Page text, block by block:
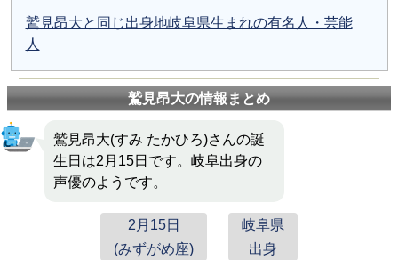
鷲見昂大と同じ出身地岐阜県生まれの有名人・芸能
人
鷲見昂大の情報まとめ
鷲見昂大(すみ たかひろ)さんの誕
生日は2月15日です。岐阜出身の
声優のようです。
2月15日
(みずがめ座)
岐阜県
出身